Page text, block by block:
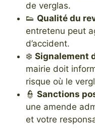
de verglas.
👟 Qualité du
entretenu peut
d’accident.
❄️ Signalement
mairie doit
risque où le
👮 Sanctions
une amende
et votre